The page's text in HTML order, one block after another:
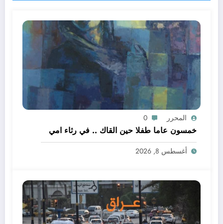
المحرر 0
خمسون عاما طفلا حين القاك .. في رثاء امي
أغسطس 8, 2026